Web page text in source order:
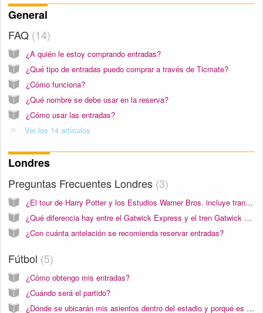
General
FAQ 14
¿A quién le estoy comprando entradas?
¿Qué tipo de entradas puedo comprar a través de Ticmate?
¿Cómo funciona?
¿Qué nombre se debe usar en la reserva?
¿Cómo usar las entradas?
Ver los 14 artículos
Londres
Preguntas Frecuentes Londres 3
¿El tour de Harry Potter y los Estudios Warner Bros. incluye transporte?
¿Qué diferencia hay entre el Gatwick Express y el tren Gatwick Thameslink?
¿Con cuánta antelación se recomienda reservar entradas?
Fútbol 5
¿Cómo obtengo mis entradas?
¿Cuándo será el partido?
¿Dónde se ubicarán mis asientos dentro del estadio y porqué es importante?